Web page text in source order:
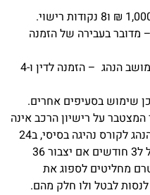
מדובר בעבירה של הזמנה
במקרה של תצוגה הנראית ממושב הנהג – הזמנה לדין ו-4
שימוש בסעיפים אחרים.
על רישיון הרכב אינה
פשוטה. בצבירת 12 נקודות ישלח הנהג לקורס נהיגה בסיסי, ב24
נקודות קורס מתקדם ורישיונו יפסל ל3 חודשים אם יצבור 36
מחליטים לספוג את
לבטל ולו חלק מהם.